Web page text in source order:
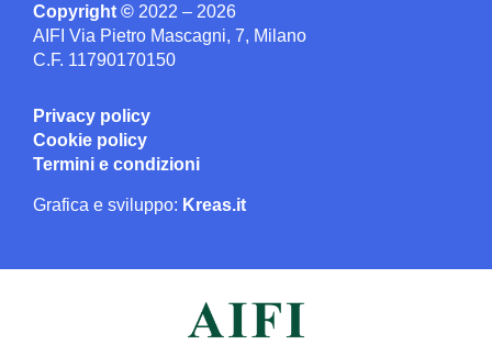
Copyright © 2022 – 2026
AIFI Via Pietro Mascagni, 7, Milano
C.F. 11790170150
Privacy policy
Cookie policy
Termini e condizioni
Grafica e sviluppo: Kreas.it